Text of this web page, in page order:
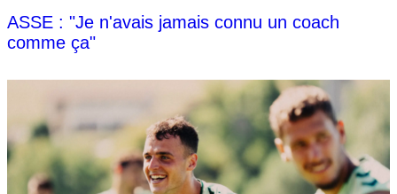
ASSE : "Je n'avais jamais connu un coach
comme ça"